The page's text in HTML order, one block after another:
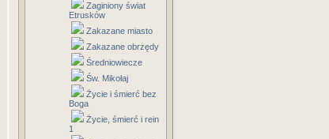
Zaginiony świat
Etrusków
Zakazane miasto
Zakazane obrzędy
Średniowiecze
Św. Mikołaj
Życie i śmierć bez
Boga
Życie, śmierć i rein
1